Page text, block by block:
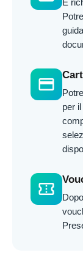
È
credit_card
per
confirmation_number